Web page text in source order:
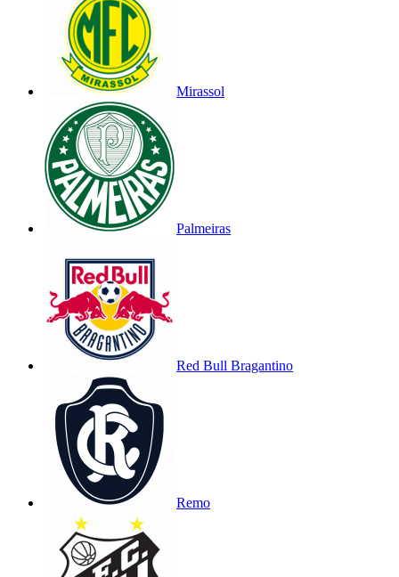
Mirassol
Palmeiras
Red Bull Bragantino
Remo